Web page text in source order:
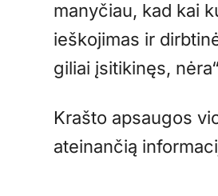
manyčiau, kad kai
ieškojimas ir
giliai įsitikinęs,
Krašto apsaugos
ateinančią